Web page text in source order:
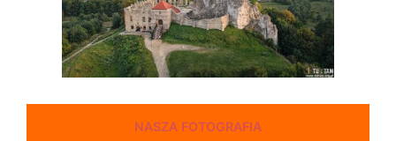
NASZA FOTOGRAFIA